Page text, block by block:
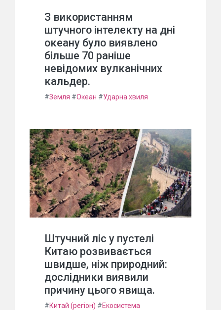
З використанням
штучного інтелекту на дні
океану було виявлено
більше 70 раніше
невідомих вулканічних
кальдер.
#Земля #Океан #Ударна хвиля
Штучний ліс у пустелі
Китаю розвивається
швидше, ніж природний:
дослідники виявили
причину цього явища.
#Китай (регіон) #Екосистема